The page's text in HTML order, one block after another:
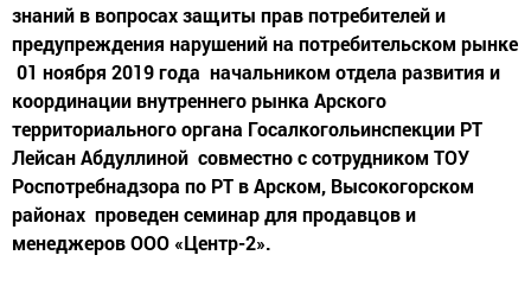
предупреждения нарушений на потребительском рынке
01 ноября 2019 года начальником отдела развития и
координации внутреннего рынка Арского
территориального органа Госалкогольинспекции РТ
Лейсан Абдуллиной совместно с сотрудником ТОУ
Роспотребнадзора по РТ в Арском, Высокогорском
районах проведен семинар для продавцов и
менеджеров ООО «Центр-2».